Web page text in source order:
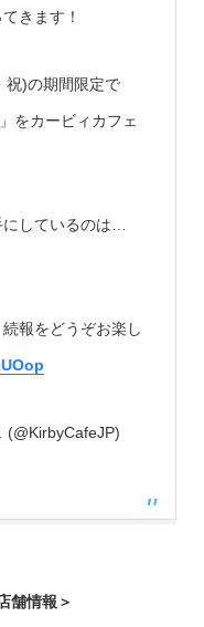
きます！
祝)の期間限定で
をカービィカフェ
しているのは…
報をどうぞお楽し
(@KirbyCafeJP)
舗情報＞